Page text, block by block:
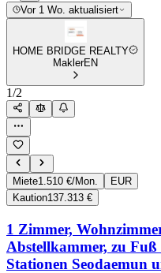
Vor 1 Wo. aktualisiert
HOME BRIDGE REALTY
MaklerEN
1/2
Miete1.510 €/Mon.
EUR
Kaution137.313 €
1 Zimmer,
Abstellkammer, zu
Stationen Seodaemun